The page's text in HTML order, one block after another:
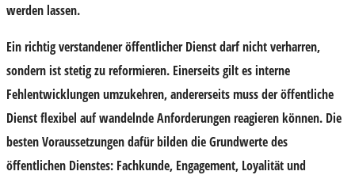
werden lassen.
Ein richtig verstandener öffentlicher Dienst darf nicht verharren,
sondern ist stetig zu reformieren. Einerseits gilt es interne
Fehlentwicklungen umzukehren, andererseits muss der öffentliche
Dienst flexibel auf wandelnde Anforderungen reagieren können. Die
besten Voraussetzungen dafür bilden die Grundwerte des
öffentlichen Dienstes: Fachkunde, Engagement, Loyalität und